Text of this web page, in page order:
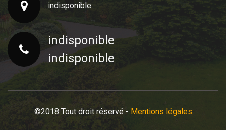
indisponible
indisponible
indisponible
©2018 Tout droit réservé - Mentions légales